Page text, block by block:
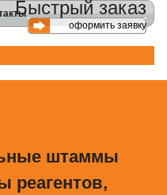
Быстрый заказ
оформить заявку
штаммы
реагентов,